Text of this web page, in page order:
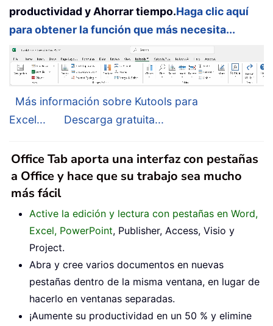
productividad y Ahorrar tiempo.Haga clic aquí
para obtener la función que más necesita...
Más información sobre Kutools para
Excel...
Descarga gratuita...
Office Tab aporta una interfaz con pestañas
a Office y hace que su trabajo sea mucho
más fácil
Active la edición y lectura con pestañas en Word,
Excel, PowerPoint, Publisher, Access, Visio y
Project.
Abra y cree varios documentos en nuevas
pestañas dentro de la misma ventana, en lugar de
hacerlo en ventanas separadas.
¡Aumente su productividad en un 50 % y elimine